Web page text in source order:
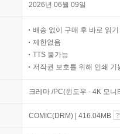
2026년 06월 09일
배송 없이 구매 후 바로 읽기
제한없음
TTS 불가능
저작권 보호를 위해 인쇄 기
크레마 /PC(윈도우 - 4K 모
COMIC(DRM) | 416.04MB